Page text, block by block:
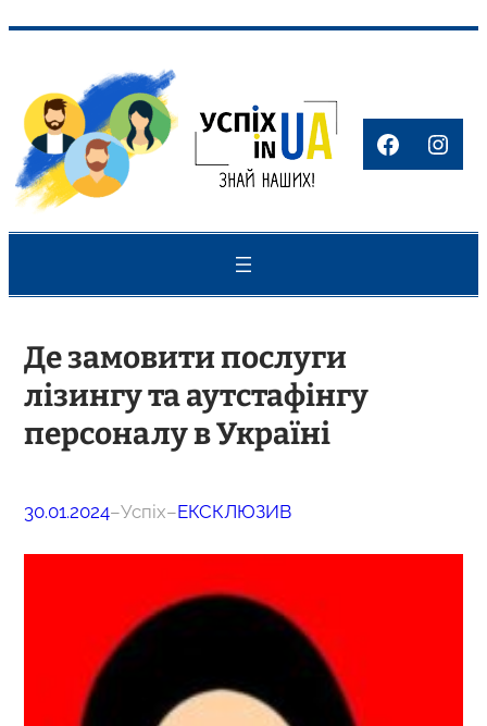
вмісту
Де замовити послуги
лізингу та аутстафінгу
персоналу в Україні
30.01.2024–Успіх–ЕКСКЛЮЗИВ